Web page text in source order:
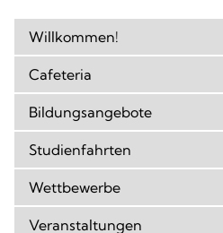
Willkommen!
Cafeteria
Bildungsangebote
Studienfahrten
Wettbewerbe
Veranstaltungen